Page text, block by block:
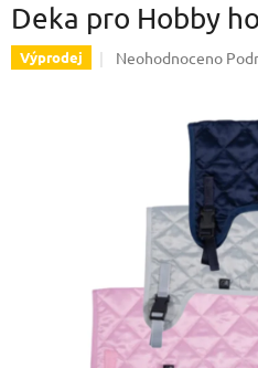
Deka pro Hobby
Výprodej
Průměrné
hvězdiček.
Neohodnoceno